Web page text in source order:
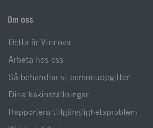
Om oss
Detta är Vinnova
Arbeta hos oss
Så behandlar vi personuppgifter
Dina kakinställningar
Rapportera tillgänglighetsproblem